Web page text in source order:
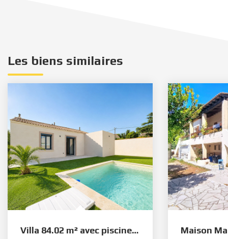
Les biens similaires
Villa 84.02 m² avec piscine Port-de-Bouc